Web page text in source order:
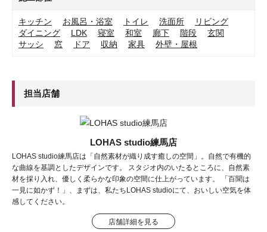
キッチン お風呂・浴室 トイレ 洗面所
リビング
ダイニング
LDK 寝室 和室 廊下 階段
玄関
サッシ
窓 ドア 収納 家具 外壁・屋根
担当店舗
LOHAS studio練馬店
LOHAS studio練馬店は「自然素材が織り成す癒しの空間」。自然で有機的
な曲線を基調としたデザインです。 スタジオ内のいたるところに、自然素
材を採り入れ、優しく柔らかな印象の空間に仕上がっています。 「百聞は
一見に如かず！」、まずは、私たちLOHAS studioにて、おいしい空気を体
感してください。
店舗詳細を見る